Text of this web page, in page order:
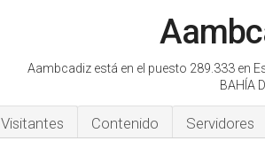
Aambcadiz está en el puesto 289.333 en
BAHÍA
Visitantes Contenido Servidores